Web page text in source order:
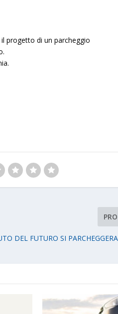
progetto di un parcheggio
DEL FUTURO SI